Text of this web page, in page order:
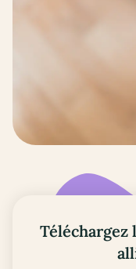
Téléchargez